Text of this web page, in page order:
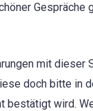
Gespräche
mit dieser
doch bitte in
bestätigt wird.